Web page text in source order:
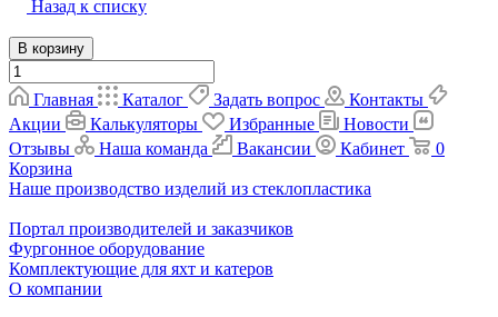
Назад к списку
В корзину
Главная Каталог Задать вопрос
Контакты
Акции
Калькуляторы Избранные
Новости
Отзывы
Наша команда Вакансии Кабинет
0
Корзина
Наше производство изделий из стеклопластика
Портал производителей и заказчиков
Фургонное оборудование
Комплектующие для яхт и катеров
О компании